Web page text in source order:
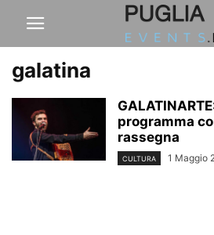
galatina
programma
rassegna
CULTURA 1 Maggio